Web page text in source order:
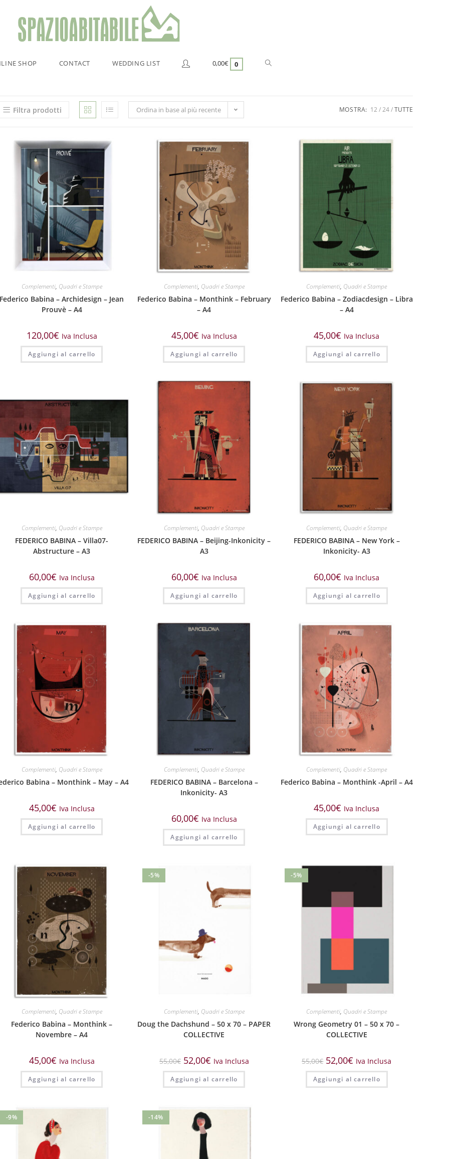
SHOP CONTACT WEDDING LIST 0,00€ 0
Filtra prodotti Ordina in base al più recente MOSTRA: 12 24 TUTTE
Complementi, Quadri e Stampe
Federico Babina – Archidesign – Jean
Prouvè – A4
120,00€ Iva Inclusa
Aggiungi al carrello
Complementi, Quadri e Stampe
Federico Babina – Monthink – February
– A4
45,00€ Iva Inclusa
Aggiungi al carrello
Complementi, Quadri e Stampe
Federico Babina – Zodiacdesign – Libra
– A4
45,00€ Iva Inclusa
Aggiungi al carrello
Complementi, Quadri e Stampe
FEDERICO BABINA – Villa07-
Abstructure – A3
60,00€ Iva Inclusa
Aggiungi al carrello
Complementi, Quadri e Stampe
FEDERICO BABINA – Beijing-Inkonicity –
A3
60,00€ Iva Inclusa
Aggiungi al carrello
Complementi, Quadri e Stampe
FEDERICO BABINA – New York –
Inkonicity- A3
60,00€ Iva Inclusa
Aggiungi al carrello
Complementi, Quadri e Stampe
Babina – Monthink – May – A4
45,00€ Iva Inclusa
Aggiungi al carrello
Complementi, Quadri e Stampe
FEDERICO BABINA – Barcelona –
Inkonicity- A3
60,00€ Iva Inclusa
Aggiungi al carrello
Complementi, Quadri e Stampe
Federico Babina – Monthink -April – A4
45,00€ Iva Inclusa
Aggiungi al carrello
Complementi, Quadri e Stampe
Federico Babina – Monthink –
Novembre – A4
45,00€ Iva Inclusa
Aggiungi al carrello
-5%
Complementi, Quadri e Stampe
Doug the Dachshund – 50 x 70 – PAPER
COLLECTIVE
55,00€ 52,00€ Iva Inclusa
Aggiungi al carrello
-5%
Complementi, Quadri e Stampe
Wrong Geometry 01 – 50 x 70 –
COLLECTIVE
55,00€ 52,00€ Iva Inclusa
Aggiungi al carrello
-9% -14%